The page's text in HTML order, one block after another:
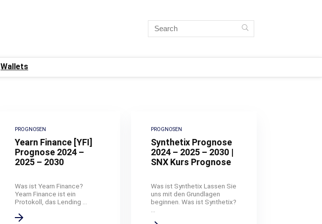
Wallets
PROGNOSEN
Yearn Finance [YFI]
Prognose 2024 –
2025 – 2030
Was ist Yearn Finance?
Yearn Finance ist ein
Protokoll, das Lending ...
PROGNOSEN
Synthetix Prognose
2024 – 2025 – 2030 |
SNX Kurs Prognose
Was ist Synthetix Lassen Sie
uns mit den Grundlagen
beginnen. Was ist Synthetix?